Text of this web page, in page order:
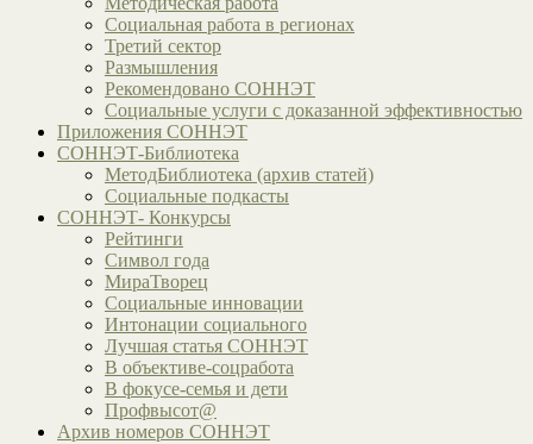
Социальная работа в регионах
Третий сектор
Размышления
Рекомендовано СОННЭТ
Социальные услуги с доказанной эффективностью
Приложения СОННЭТ
СОННЭТ-Библиотека
МетодБиблиотека (архив статей)
Социальные подкасты
СОННЭТ- Конкурсы
Рейтинги
Символ года
МираТворец
Социальные инновации
Интонации социального
Лучшая статья СОННЭТ
В объективе-соцработа
В фокусе-семья и дети
Профвысот@
Архив номеров СОННЭТ